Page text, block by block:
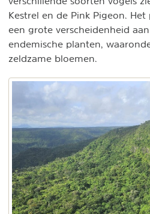
Kestrel en de Pink Pigeon.
een grote verscheidenheid
endemische planten,
zeldzame bloemen.